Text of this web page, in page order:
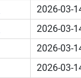
2026-03-
2026-03-
2026-03-
2026-03-